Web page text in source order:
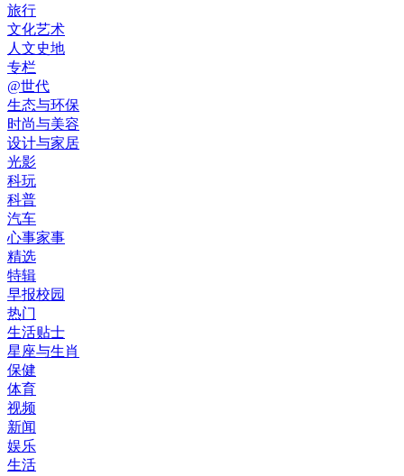
旅行
文化艺术
人文史地
专栏
@世代
生态与环保
时尚与美容
设计与家居
光影
科玩
科普
汽车
心事家事
精选
特辑
早报校园
热门
生活贴士
星座与生肖
保健
体育
视频
新闻
娱乐
生活